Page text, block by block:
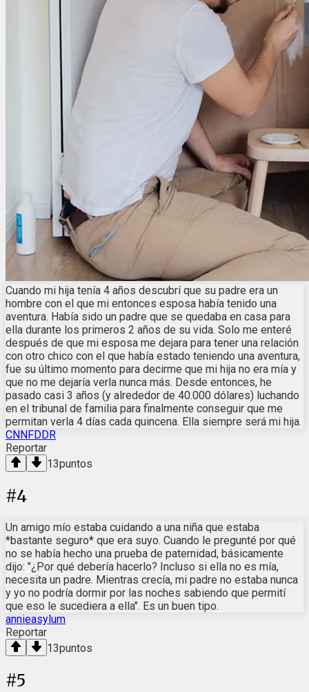
Cuando mi hija tenía 4 años descubrí que su padre era un
hombre con el que mi entonces esposa había tenido una
aventura. Había sido un padre que se quedaba en casa para
ella durante los primeros 2 años de su vida. Solo me enteré
después de que mi esposa me dejara para tener una relación
con otro chico con el que había estado teniendo una aventura,
fue su último momento para decirme que mi hija no era mía y
que no me dejaría verla nunca más. Desde entonces, he
pasado casi 3 años (y alrededor de 40.000 dólares) luchando
en el tribunal de familia para finalmente conseguir que me
permitan verla 4 días cada quincena. Ella siempre será mi hija.
CNNFDDR
Reportar
13puntos
#4
Un amigo mío estaba cuidando a una niña que estaba
*bastante seguro* que era suyo. Cuando le pregunté por qué
no se había hecho una prueba de paternidad, básicamente
dijo: "¿Por qué debería hacerlo? Incluso si ella no es mía,
necesita un padre. Mientras crecía, mi padre no estaba nunca
y yo no podría dormir por las noches sabiendo que permití
que eso le sucediera a ella". Es un buen tipo.
annieasylum
Reportar
13puntos
#5